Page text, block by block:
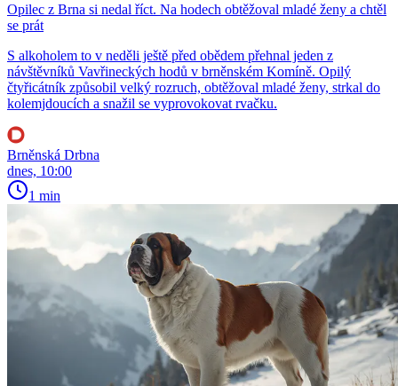
Opilec z Brna si nedal říct. Na hodech obtěžoval mladé ženy a chtěl
se prát
S alkoholem to v neděli ještě před obědem přehnal jeden z
návštěvníků Vavřineckých hodů v brněnském Komíně. Opilý
čtyřicátník způsobil velký rozruch, obtěžoval mladé ženy, strkal do
kolemjdoucích a snažil se vyprovokovat rvačku.
Brněnská Drbna
dnes, 10:00
1 min